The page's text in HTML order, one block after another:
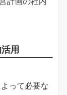
用
って必要な